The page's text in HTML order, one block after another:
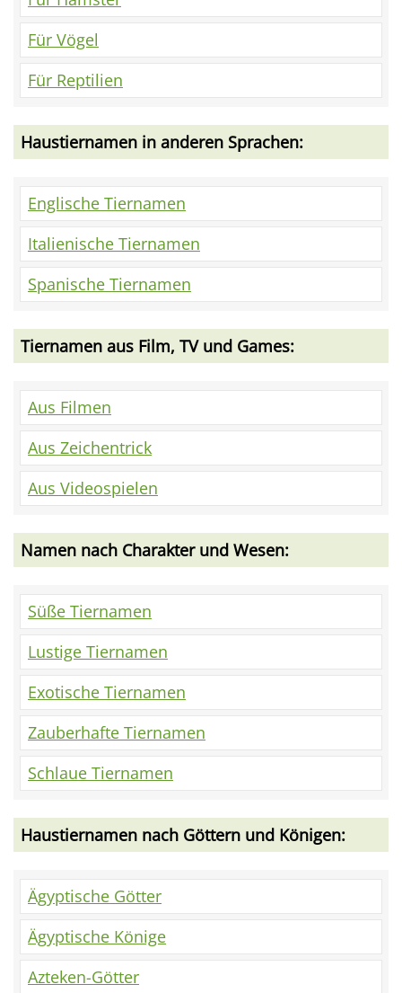
Für Vögel
Für Reptilien
Haustiernamen in anderen Sprachen:
Englische Tiernamen
Italienische Tiernamen
Spanische Tiernamen
Tiernamen aus Film, TV und Games:
Aus Filmen
Aus Zeichentrick
Aus Videospielen
Namen nach Charakter und Wesen:
Süße Tiernamen
Lustige Tiernamen
Exotische Tiernamen
Zauberhafte Tiernamen
Schlaue Tiernamen
Haustiernamen nach Göttern und Königen:
Ägyptische Götter
Ägyptische Könige
Azteken-Götter